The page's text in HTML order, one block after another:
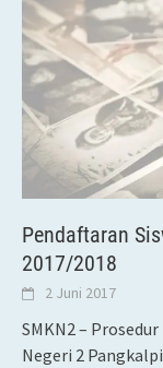
Pendaftaran
2017/2018
2 Juni 2017
SMKN2 –
Negeri 2